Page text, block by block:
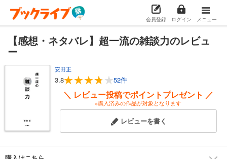
会員登録 ログイン メニュー
【感想・ネタバレ】超一流の雑談力のレビュ
ー
安田正
3.8 52件
＼ レビュー投稿でポイントプレゼント ／
※購入済みの作品が対象となります
レビューを書く